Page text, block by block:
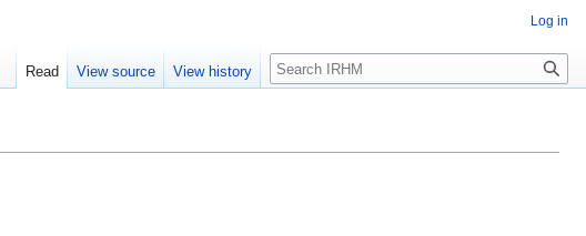
Log in
Read View source View history Search